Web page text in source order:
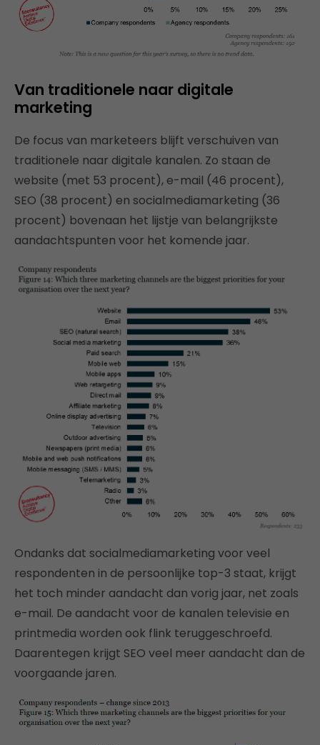
Van traditionele naar digitale
marketing
De focus van marketeers blijft verschuiven van
traditionele naar digitale kanalen. Zo staan de
website (met 53 procent), e-mail (46 procent),
SEO (38 procent) en socialmediamarketing (36
procent) bovenaan het lijstje van belangrijkste
aandachtspunten voor het komende jaar.
Ondanks dat socialmediamarketing voor veel
respondenten in de persoonlijke top-3 staat, krijgt
het toch minder aandacht dan vorig jaar, net zoals
e-mail. De aandacht voor de kanalen televisie en
printmedia worden ook flink teruggeschroefd.
Daarentegen krijgt SEO veel meer aandacht dan de
voorgaande jaren.